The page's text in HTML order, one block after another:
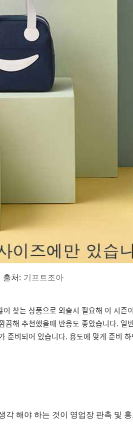
출처: 기프트조아
찾는 상품으로 외출시 필요해 이 시
해 추천했을때 반응도 좋았습니다.
비되어 있습니다. 용도에 맞게 준비
각 해야 하는 것이 영업장 판촉 및